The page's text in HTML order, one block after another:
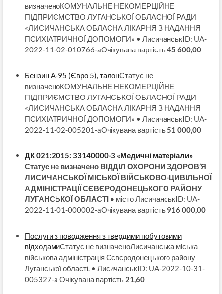
визначеноКОМУНАЛЬНЕ НЕКОМЕРЦІЙНЕ
ПІДПРИЄМСТВО ЛУГАНСЬКОЇ ОБЛАСНОЇ РАДИ
«ЛИСИЧАНСЬКА ОБЛАСНА ЛІКАРНЯ З НАДАННЯ
ПСИХІАТРИЧНОЇ ДОПОМОГИ» • ЛисичанськID: UA-
2022-11-02-010766-aОчікувана вартість45 600,00
Бензин А-95 (Євро 5), талонСтатус не
визначеноКОМУНАЛЬНЕ НЕКОМЕРЦІЙНЕ
ПІДПРИЄМСТВО ЛУГАНСЬКОЇ ОБЛАСНОЇ РАДИ
«ЛИСИЧАНСЬКА ОБЛАСНА ЛІКАРНЯ З НАДАННЯ
ПСИХІАТРИЧНОЇ ДОПОМОГИ» • ЛисичанськID: UA-
2022-11-02-005201-aОчікувана вартість51 000,00
ДК 021:2015: 33140000-3 «Медичні матеріали»
Статус не визначено ВІДДІЛ ОХОРОНИ ЗДОРОВ’Я
ЛИСИЧАНСЬКОЇ МІСЬКОЇ ВІЙСЬКОВО-ЦИВІЛЬНОЇ
АДМІНІСТРАЦІЇ СЄВЄРОДОНЕЦЬКОГО РАЙОНУ
ЛУГАНСЬКОЇ ОБЛАСТІ • місто ЛисичанськID: UA-
2022-11-01-000002-aОчікувана вартість 916 000,00
Послуги з поводження з твердими побутовими
відходамиСтатус не визначеноЛисичанська міська
військова адміністрація Сєвєродонецького району
Луганської області. • ЛисичанськID: UA-2022-10-31-
005327-a Очікувана вартість 21,60